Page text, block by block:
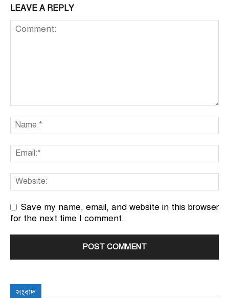
LEAVE A REPLY
Save my name, email, and website in this browser
for the next time I comment.
সংবাদ